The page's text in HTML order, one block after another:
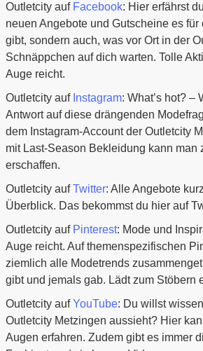
Outletcity auf Facebook: Hier erfährst
neuen Angebote und Gutscheine es
gibt, sondern auch, was vor Ort in der
Schnäppchen auf dich warten. Tolle
Auge reicht.
Outletcity auf Instagram: What’s hot? –
Antwort auf diese drängenden
dem Instagram-Account der Outletcity
mit Last-Season Bekleidung kann man
erschaffen.
Outletcity aufTwitter: Alle Angebote
Überblick. Das bekommst du hier auf
Outletcity auf Pinterest: Mode und
Auge reicht. Auf themenspezifischen
ziemlich alle Modetrends
gibt und jemals gab. Lädt zum Stöbern
Outletcity aufYouTube: Du willst
Outletcity Metzingen aussieht? Hier
Augen erfahren. Zudem gibt es immer